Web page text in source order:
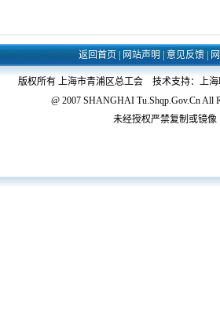
返回首页 网站声明 意见反馈|
版权所有 上海市青浦区总工会 技术支持：上海
@ 2007 SHANGHAI Tu.Shqp.Gov.Cn All
未经授权严禁复制或镜像